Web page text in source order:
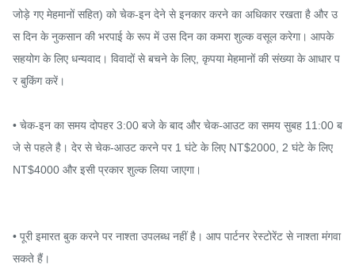
जोड़े गए मेहमानों सहित) को चेक-इन देने से इनकार करने का अधिकार रखता है और उ
स दिन के नुकसान की भरपाई के रूप में उस दिन का कमरा शुल्क वसूल करेगा। आपके
सहयोग के लिए धन्यवाद। विवादों से बचने के लिए, कृपया मेहमानों की संख्या के आधार प
र बुकिंग करें।
• चेक-इन का समय दोपहर 3:00 बजे के बाद और चेक-आउट का समय सुबह 11:00 ब
जे से पहले है। देर से चेक-आउट करने पर 1 घंटे के लिए NT$2000, 2 घंटे के लिए
NT$4000 और इसी प्रकार शुल्क लिया जाएगा।
• पूरी इमारत बुक करने पर नाश्ता उपलब्ध नहीं है। आप पार्टनर रेस्टोरेंट से नाश्ता मंगवा
सकते हैं।